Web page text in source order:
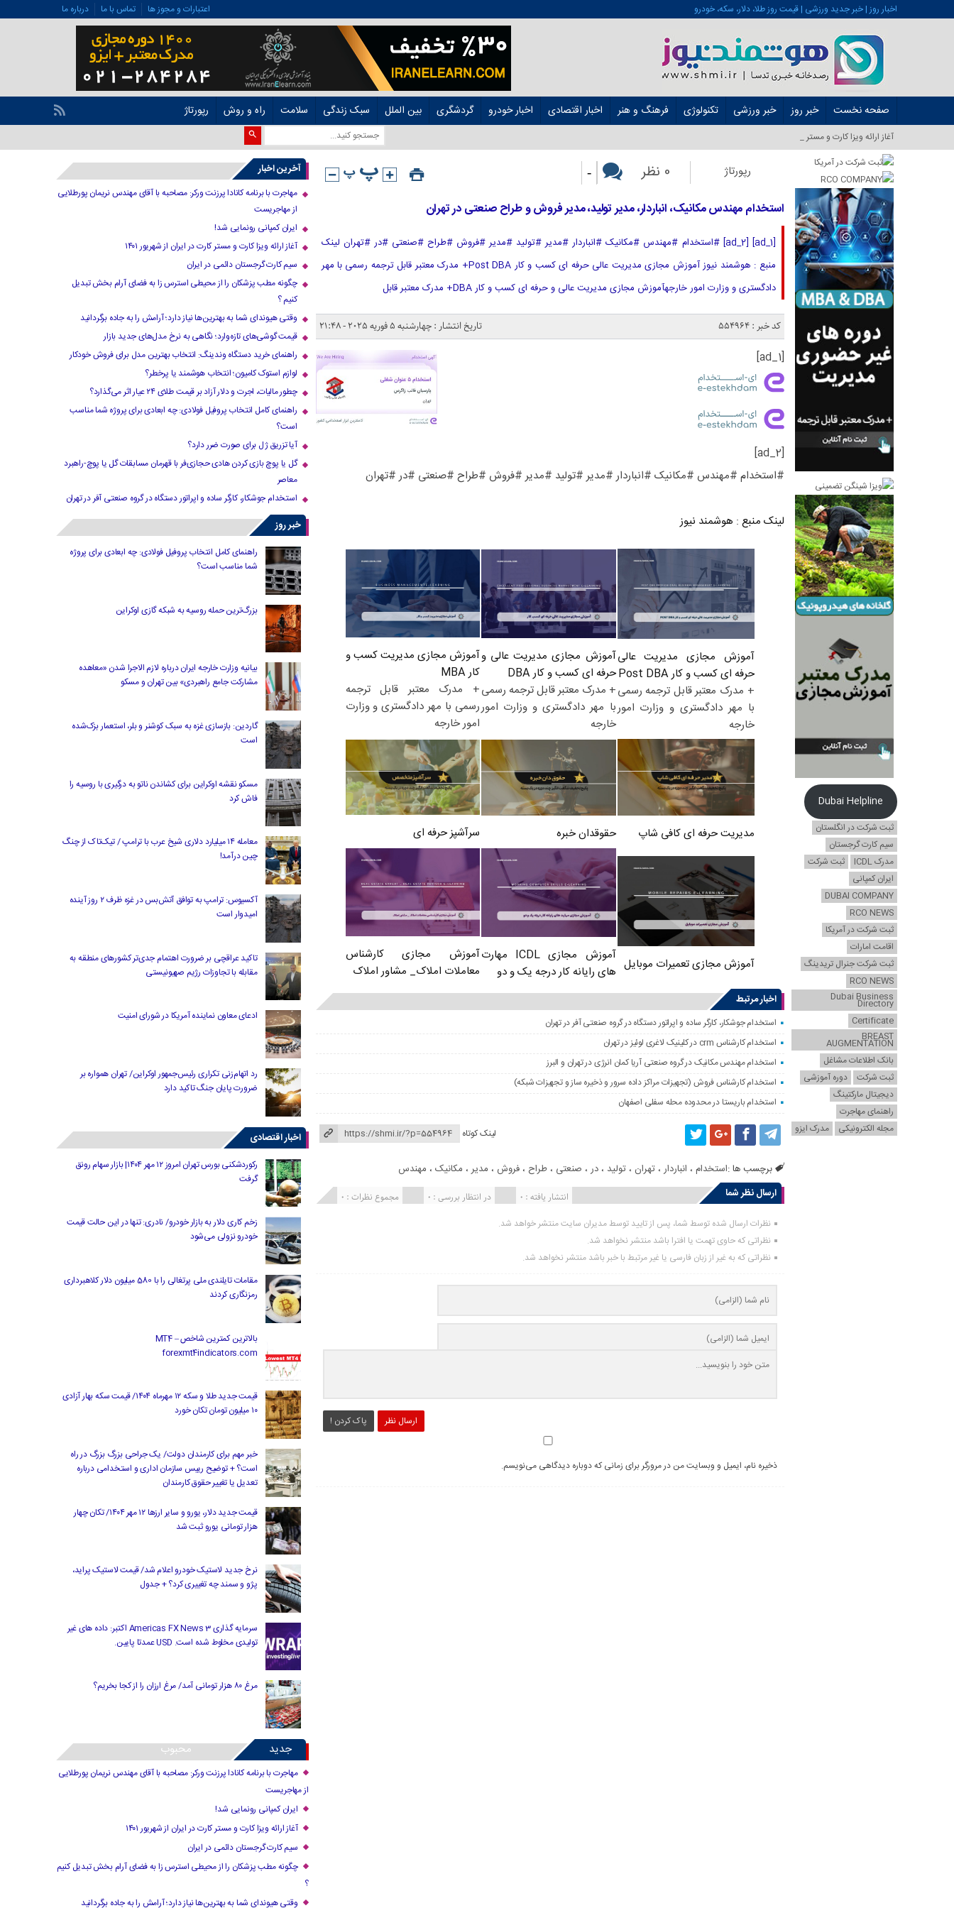
اخبار روز | خبر جدید ورزشی | قیمت روز طلا، دلار، سکه، خودرو اعتبارات و مجوز ها تماس با ما درباره ما
صفحه نخست خبر روز خبر ورزشی تکنولوژی فرهنگ و هنر اخبار اقتصادی اخبار خودرو گردشگری بین الملل سبک زندگی سلامت راه و روش رپورتاژ
آغاز ارائه ویزا کارت و مستر کارت در ایرا_
رپورتاژ 0 نظر -
استخدام مهندس مکانیک، انباردار، مدیر تولید، مدیر فروش و طراح صنعتی در تهران
[ad_1] [ad_2] #استخدام #مهندس #مکانیک #انباردار #مدیر #تولید #مدیر #فروش #طراح #صنعتی #در #تهران لینک
منبع : هوشمند نیوز آموزش مجازی مدیریت عالی حرفه ای کسب و کار Post DBA+ مدرک معتبر قابل ترجمه رسمی با مهر
دادگستری و وزارت امور خارجهآموزش مجازی مدیریت عالی و حرفه ای کسب و کار DBA+ مدرک معتبر قابل
کد خبر : 554964 تاریخ انتشار : چهارشنبه 5 فوریه 2025 - 21:48
[ad_1]
[ad_2]
#استخدام #مهندس #مکانیک #انباردار #مدیر #تولید #مدیر #فروش #طراح #صنعتی #در #تهران
لینک منبع : هوشمند نیوز
آموزش مجازی مدیریت عالی
حرفه ای کسب و کار Post DBA
+ مدرک معتبر قابل ترجمه رسمی
با مهر دادگستری و وزارت امور
خارجه
آموزش مجازی مدیریت عالی و
حرفه ای کسب و کار DBA
+ مدرک معتبر قابل ترجمه رسمی
با مهر دادگستری و وزارت امور
خارجه
آموزش مجازی مدیریت کسب و
کار MBA
+ مدرک معتبر قابل ترجمه
رسمی با مهر دادگستری و وزارت
امور خارجه
مدیریت حرفه ای کافی شاپ حقوقدان خبره سرآشپز حرفه ای
آموزش مجازی تعمیرات موبایل
آموزش مجازی ICDL مهارت
های رایانه کار درجه یک و دو
آموزش مجازی کارشناس
معاملات املاک_ مشاور املاک
اخبار مرتبط
استخدام جوشکار، کارگر ساده و اپراتور دستگاه در گروه صنعتی آفر در تهران
استخدام کارشناس crm در کلینیک لاغری لوئیز در تهران
استخدام مهندس مکانیک در گروه صنعتی آریا کمان انرژی در تهران و البرز
استخدام کارشناس فروش (تجهیزات مراکز داده سرور و ذخیره ساز و تجهیزات شبکه)
استخدام باریستا در محدوده محله سفلی اصفهان
لینک کوتاه
برچسب ها :استخدام ، انباردار ،تهران ،تولید ،در ، صنعتی ،طراح ،فروش ، مدیر ، مکانیک ، مهندس
ارسال نظر شما
مجموع نظرات : 0 در انتظار بررسی : 0 انتشار یافته : 0
نظرات ارسال شده توسط شما، پس از تایید توسط مدیران سایت منتشر خواهد شد.
نظراتی که حاوی تهمت یا افترا باشد منتشر نخواهد شد.
نظراتی که به غیر از زبان فارسی یا غیر مرتبط با خبر باشد منتشر نخواهد شد.
ارسال نظر پاک کردن !
ذخیره نام، ایمیل و وبسایت من در مرورگر برای زمانی که دوباره دیدگاهی می‌نویسم.
Dubai Helpline
ثبت شرکت در انگلستان
سیم کارت گرجستان
مدرک ICDL
ثبت شرکت
ایران کمپانی
DUBAI COMPANY
RCO NEWS
ثبت شرکت در آمریکا
اقامت امارات
ثبت شرکت جنرال تریدینگ
RCO NEWS
Dubai Business
Directory
Certificate
BREAST
AUGMENTATION
بانک اطلاعات مشاغل
ثبت شرکت
دوره آموزشی
دیجیتال مارکتینگ
راهنمای مهاجرت
مجله الکترونیکی
مدرک ایزو
آخرین اخبار
مهاجرت با برنامه کانادا پرزنت ورکر: مصاحبه با آقای مهندس نریمان پورطلایی
از مهاجریست
ایران کمپانی رونمایی شد!
آغاز ارائه ویزا کارت و مستر کارت در ایران از شهریور ۱۴۰۱
سیم کارت گرجستان دائمی در ایران
چگونه مطب پزشکان را از محیطی استرس زا به فضای آرام بخش تبدیل
کنیم ؟
وقتی هیوندای شما به بهترین‌ها نیاز دارد؛ آرامش را به جاده برگردانید
قیمت گوشی‌های تازه‌وارد؛ نگاهی به نرخ مدل‌های جدید بازار
راهنمای خرید دستگاه وندینگ: انتخاب بهترین مدل برای فروش خودکار
لوازم استوک کامیون؛ انتخاب هوشمند یا پرخطر؟
چطور مالیات، اجرت و دلار آزاد بر قیمت طلای ۲۴ عیار اثر می‌گذارد؟
راهنمای کامل انتخاب پروفیل فولادی: چه ابعادی برای پروژه شما مناسب
است؟
آیا تزریق ژل برای صورت ضرر دارد​؟
گل یا پوچ بازی کردن هادی حجازی‌فر با قهرمان مسابقات گل یا پوچ-راهبرد
معاصر
استخدام جوشکار، کارگر ساده و اپراتور دستگاه در گروه صنعتی آفر در تهران
خبر روز
راهنمای کامل انتخاب پروفیل فولادی: چه ابعادی برای پروژه
شما مناسب است؟
بزرگ‌ترین حمله روسیه به شبکه گازی اوکراین
بیانیه وزارت خارجه ایران درباره لازم‌ الاجرا شدن «معاهده
مشارکت جامع راهبردی» بین تهران و مسکو
گاردین: بازسازی غزه به سبک کوشنر و بلر، استعمار بزک‌شده
است
مسکو نقشه اوکراین برای کشاندن ناتو به درگیری با روسیه را
فاش کرد
معامله ۱۴ میلیارد دلاری شیخ عرب با ترامپ / تیک‌تاک از چنگ
چین درآمد!
آکسیوس: ترامپ به توافق آتش‌بس در غزه ظرف ۲ روز آینده
امیدوار است
تاکید عراقچی بر ضرورت اهتمام جدی‌تر کشورهای منطقه به
مقابله با تجاوزات رژیم صهیونیستی
ادعای معاون نماینده آمریکا در شورای امنیت
رد اتهام‌زنی تکراری رئیس‌جمهور اوکراین/ تهران همواره بر
ضرورت پایان جنگ تاکید دارد
اخبار اقتصادی
رکوردشکنی بورس تهران امروز ۱۲ مهر ۱۴۰۴| بازار سهام رونق
گرفت
زخم کاری دلار به بازار خودرو/ نادری: تنها در این حالت قیمت
خودرو نزولی می‌شود
مقامات تایلندی ملی پرتغالی را با 580 میلیون دلار کلاهبرداری
رمزنگاری کردند
بالاترین کمترین شاخص MT4 –
forexmt4indicators.com
قیمت جدید طلا و سکه ۱۲ مهرماه ۱۴۰۴/ قیمت سکه بهار آزادی
۱۰ میلیون تومان تکان خورد
خبر مهم برای کارمندان دولت/ یک جراحی بزرگ بزرگ در راه
است؟ + توضیح رییس سازمان اداری و استخدامی درباره
تعدیل یا تغییر حقوق کارمندان
قیمت جدید دلار، یورو و سایر ارزها ۱۲ مهر ۱۴۰۴/ تکان چهار
هزار تومانی یورو ثبت شد
نرخ جدید لاستیک خودرو اعلام شد/ قیمت لاستیک پراید،
پژو و سمند چه تغییری کرد؟ + جدول
سرمایه گذاری Americas FX News 3 اکتبر: داده های غیر
تولیدی مخلوط شده است. USD عمدتا پایین.
مرغ ۸۰ هزار تومانی آمد/ مرغ ارزان را از کجا بخریم؟
جدید محبوب
مهاجرت با برنامه کانادا پرزنت ورکر: مصاحبه با آقای مهندس نریمان پورطلایی
از مهاجریست
ایران کمپانی رونمایی شد!
آغاز ارائه ویزا کارت و مستر کارت در ایران از شهریور ۱۴۰۱
سیم کارت گرجستان دائمی در ایران
چگونه مطب پزشکان را از محیطی استرس زا به فضای آرام بخش تبدیل کنیم
؟
وقتی هیوندای شما به بهترین‌ها نیاز دارد؛ آرامش را به جاده برگردانید